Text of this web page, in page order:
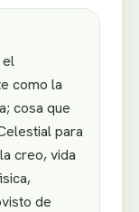
el
como la
cosa que
para
creo, vida
de